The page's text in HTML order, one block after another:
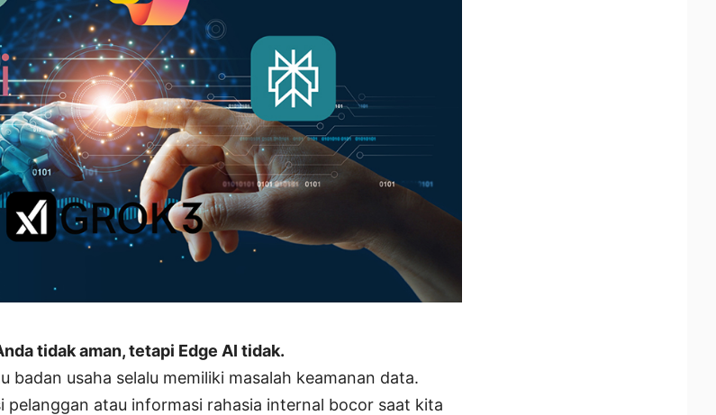
tidak aman, tetapi Edge AI tidak.
badan usaha selalu memiliki masalah keamanan data.
pelanggan atau informasi rahasia internal bocor saat kita